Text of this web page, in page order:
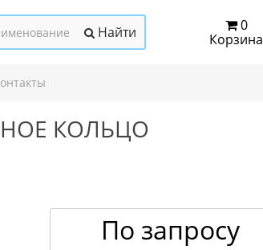
Найти
0
Корзина
КОЛЬЦО
По запросу